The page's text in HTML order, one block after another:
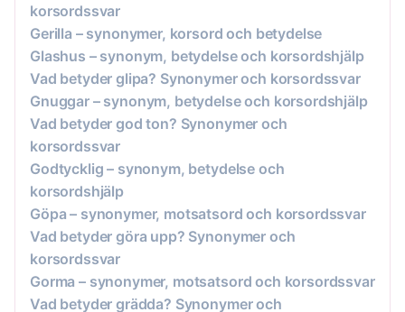
korsordssvar
Gerilla – synonymer, korsord och betydelse
Glashus – synonym, betydelse och korsordshjälp
Vad betyder glipa? Synonymer och korsordssvar
Gnuggar – synonym, betydelse och korsordshjälp
Vad betyder god ton? Synonymer och
korsordssvar
Godtycklig – synonym, betydelse och
korsordshjälp
Göpa – synonymer, motsatsord och korsordssvar
Vad betyder göra upp? Synonymer och
korsordssvar
Gorma – synonymer, motsatsord och korsordssvar
Vad betyder grädda? Synonymer och